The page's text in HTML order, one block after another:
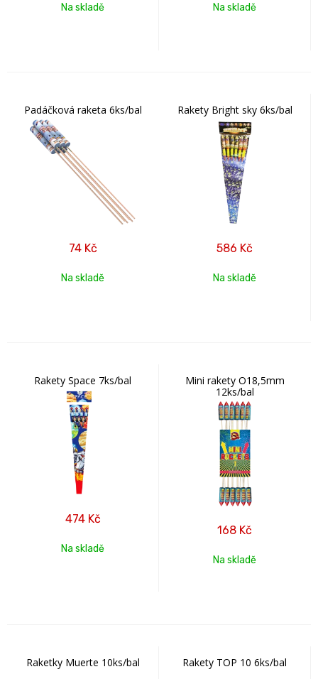
Na skladě Na skladě
Padáčková raketa 6ks/bal
74 Kč
Na skladě
Rakety Bright sky 6ks/bal
586 Kč
Na skladě
Rakety Space 7ks/bal
474 Kč
Na skladě
Mini rakety O18,5mm
12ks/bal
168 Kč
Na skladě
Raketky Muerte 10ks/bal Rakety TOP 10 6ks/bal